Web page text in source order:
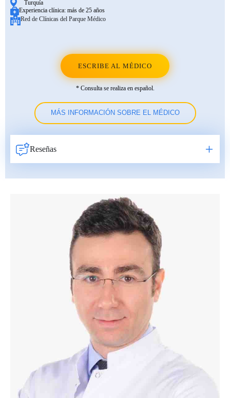
Turquía
Experiencia clínica: más de 25 años
Red de Clínicas del Parque Médico
ESCRIBE AL MÉDICO
* Consulta se realiza en español.
MÁS INFORMACIÓN SOBRE EL MÉDICO
Reseñas